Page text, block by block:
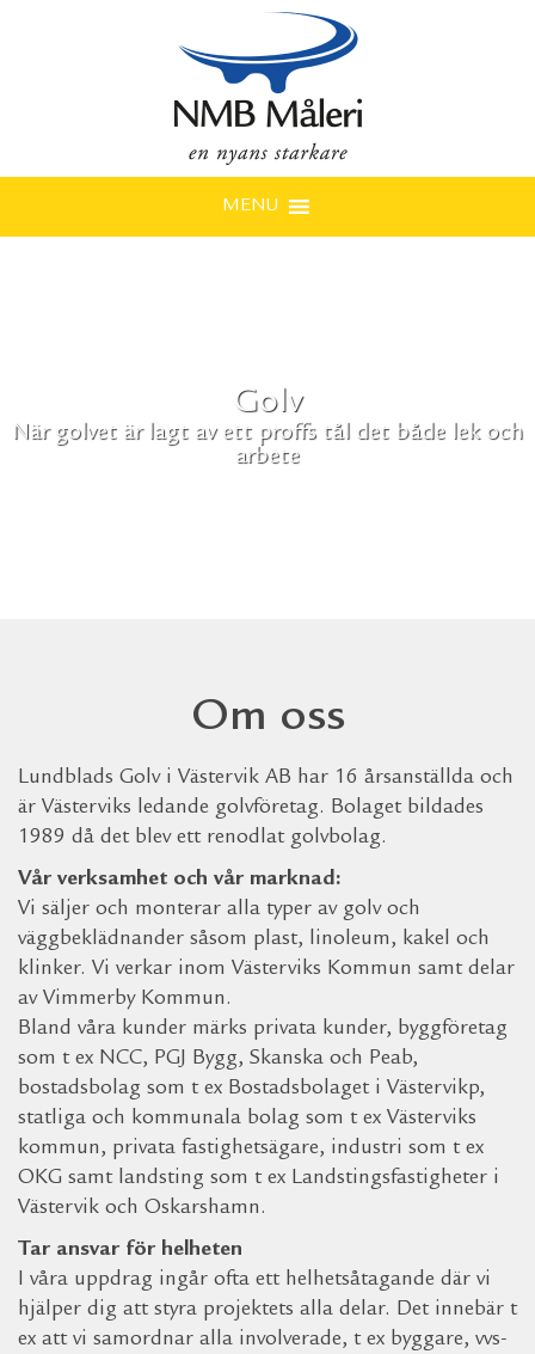
MENU
Golv
När golvet är lagt av ett proffs tål det både lek och
arbete
Om oss
Lundblads Golv i Västervik AB har 16 årsanställda och
är Västerviks ledande golvföretag. Bolaget bildades
1989 då det blev ett renodlat golvbolag.
Vår verksamhet och vår marknad:
Vi säljer och monterar alla typer av golv och
väggbeklädnander såsom plast, linoleum, kakel och
klinker. Vi verkar inom Västerviks Kommun samt delar
av Vimmerby Kommun.
Bland våra kunder märks privata kunder, byggföretag
som t ex NCC, PGJ Bygg, Skanska och Peab,
bostadsbolag som t ex Bostadsbolaget i Västervikp,
statliga och kommunala bolag som t ex Västerviks
kommun, privata fastighetsägare, industri som t ex
OKG samt landsting som t ex Landstingsfastigheter i
Västervik och Oskarshamn.
Tar ansvar för helheten
I våra uppdrag ingår ofta ett helhetsåtagande där vi
hjälper dig att styra projektets alla delar. Det innebär t
ex att vi samordnar alla involverade, t ex byggare, vvs-